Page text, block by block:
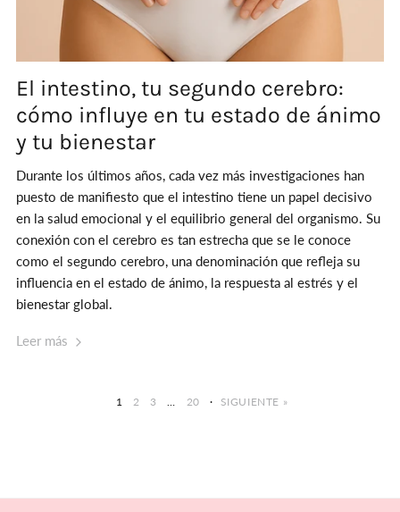
El intestino, tu segundo cerebro:
cómo influye en tu estado de ánimo
y tu bienestar
Durante los últimos años, cada vez más investigaciones han
puesto de manifiesto que el intestino tiene un papel decisivo
en la salud emocional y el equilibrio general del organismo. Su
conexión con el cerebro es tan estrecha que se le conoce
como el segundo cerebro, una denominación que refleja su
influencia en el estado de ánimo, la respuesta al estrés y el
bienestar global.
Leer más
1 2 3 … 20 · SIGUIENTE »